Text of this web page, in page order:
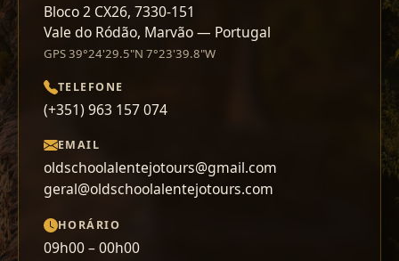
Bloco 2 CX26, 7330-151
Vale do Ródão, Marvão — Portugal
GPS 39°24'29.5"N 7°23'39.8"W
TELEFONE
(+351) 963 157 074
EMAIL
oldschoolalentejotours@gmail.com
geral@oldschoolalentejotours.com
HORÁRIO
09h00 – 00h00